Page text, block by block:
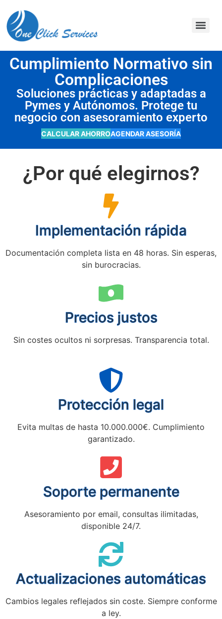
Cumplimiento Normativo sin
Complicaciones
Soluciones prácticas y adaptadas a
Pymes y Autónomos. Protege tu
negocio con asesoramiento experto
CALCULAR AHORROAGENDAR ASESORÍA
¿Por qué elegirnos?
Implementación rápida
Documentación completa lista en 48 horas. Sin esperas,
sin burocracias.
Precios justos
Sin costes ocultos ni sorpresas. Transparencia total.
Protección legal
Evita multas de hasta 10.000.000€. Cumplimiento
garantizado.
Soporte permanente
Asesoramiento por email, consultas ilimitadas,
disponible 24/7.
Actualizaciones automáticas
Cambios legales reflejados sin coste. Siempre conforme
a ley.